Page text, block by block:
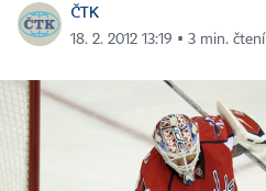
ČTK
18. 2. 2012 13:19 ▪ 3 min. čtení